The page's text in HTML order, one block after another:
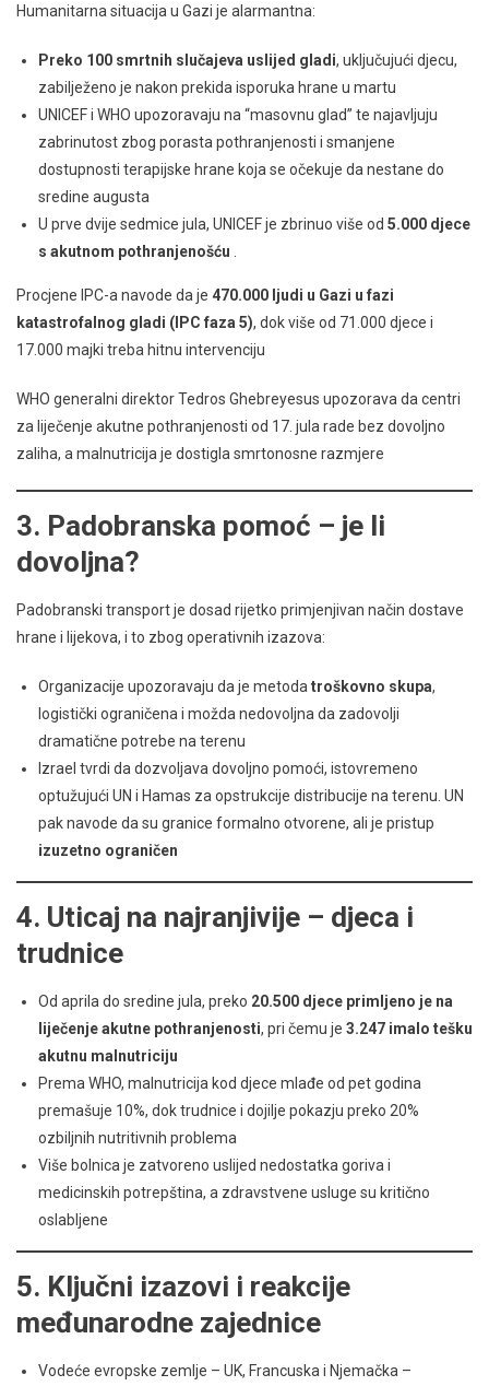
Humanitarna situacija u Gazi je alarmantna:
Preko 100 smrtnih slučajeva uslijed gladi, uključujući djecu,
zabilježeno je nakon prekida isporuka hrane u martu
UNICEF i WHO upozoravaju na “masovnu glad” te najavljuju
zabrinutost zbog porasta pothranjenosti i smanjene
dostupnosti terapijske hrane koja se očekuje da nestane do
sredine augusta
U prve dvije sedmice jula, UNICEF je zbrinuo više od 5.000 djece
s akutnom pothranjenošću
Procjene IPC-a navode da je 470.000 ljudi u Gazi u fazi
katastrofalnog gladi (IPC faza 5), dok više od 71.000 djece i
17.000 majki treba hitnu intervenciju
WHO generalni direktor Tedros Ghebreyesus upozorava da centri
za liječenje akutne pothranjenosti od 17. jula rade bez dovoljno
zaliha, a malnutricija je dostigla smrtonosne razmjere
3. Padobranska pomoć – je li
dovoljna?
Padobranski transport je dosad rijetko primjenjivan način dostave
hrane i lijekova, i to zbog operativnih izazova:
Organizacije upozoravaju da je metoda troškovno skupa,
logistički ograničena i možda nedovoljna da zadovolji
dramatične potrebe na terenu
Izrael tvrdi da dozvoljava dovoljno pomoći, istovremeno
optužujući UN i Hamas za opstrukcije distribucije na terenu. UN
pak navode da su granice formalno otvorene, ali je pristup
izuzetno ograničen
4. Uticaj na najranjivije – djeca i
trudnice
Od aprila do sredine jula, preko 20.500 djece primljeno je na
liječenje akutne pothranjenosti, pri čemu je 3.247 imalo tešku
akutnu malnutriciju
Prema WHO, malnutricija kod djece mlađe od pet godina
premašuje 10%, dok trudnice i dojilje pokazju preko 20%
ozbiljnih nutritivnih problema
Više bolnica je zatvoreno uslijed nedostatka goriva i
medicinskih potrepština, a zdravstvene usluge su kritično
oslabljene
5. Ključni izazovi i reakcije
međunarodne zajednice
Vodeće evropske zemlje – UK, Francuska i Njemačka –